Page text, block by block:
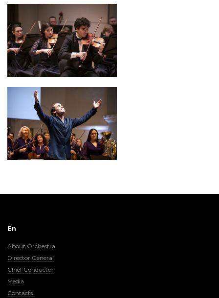
En
About Orchestra
Director General
Chief Conductor
Media
Contacts